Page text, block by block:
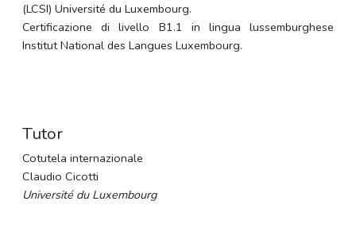
(LCSI) Université du Luxembourg.
Certificazione di livello B1.1 in lingua lussemburghese
Institut National des Langues Luxembourg.
Tutor
Cotutela internazionale
Claudio Cicotti
Université du Luxembourg